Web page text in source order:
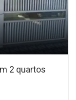
2 quartos